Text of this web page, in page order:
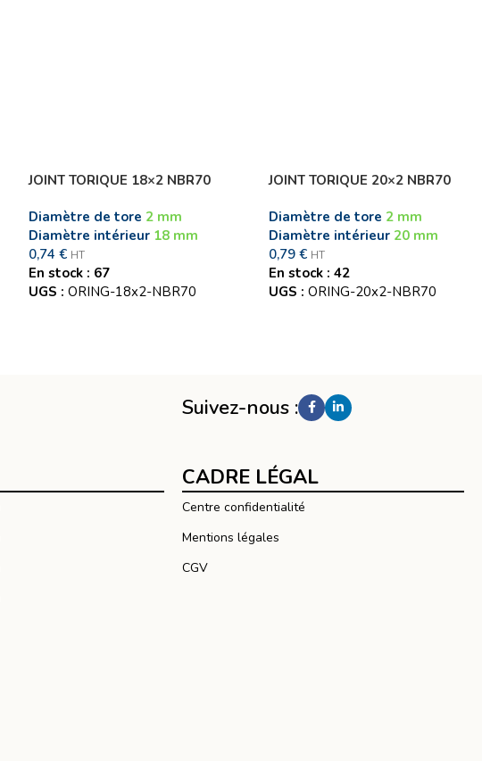
JOINT TORIQUE 18×2 NBR70
Diamètre de tore 2 mm
Diamètre intérieur 18 mm
0,74€ HT
En stock : 67
UGS :ORING-18x2-NBR70
JOINT TORIQUE 20×2 NBR70
Diamètre de tore 2 mm
Diamètre intérieur 20 mm
0,79€ HT
En stock : 42
UGS :ORING-20x2-NBR70
Suivez-nous :
CADRE LÉGAL
Centre confidentialité
Mentions légales
CGV